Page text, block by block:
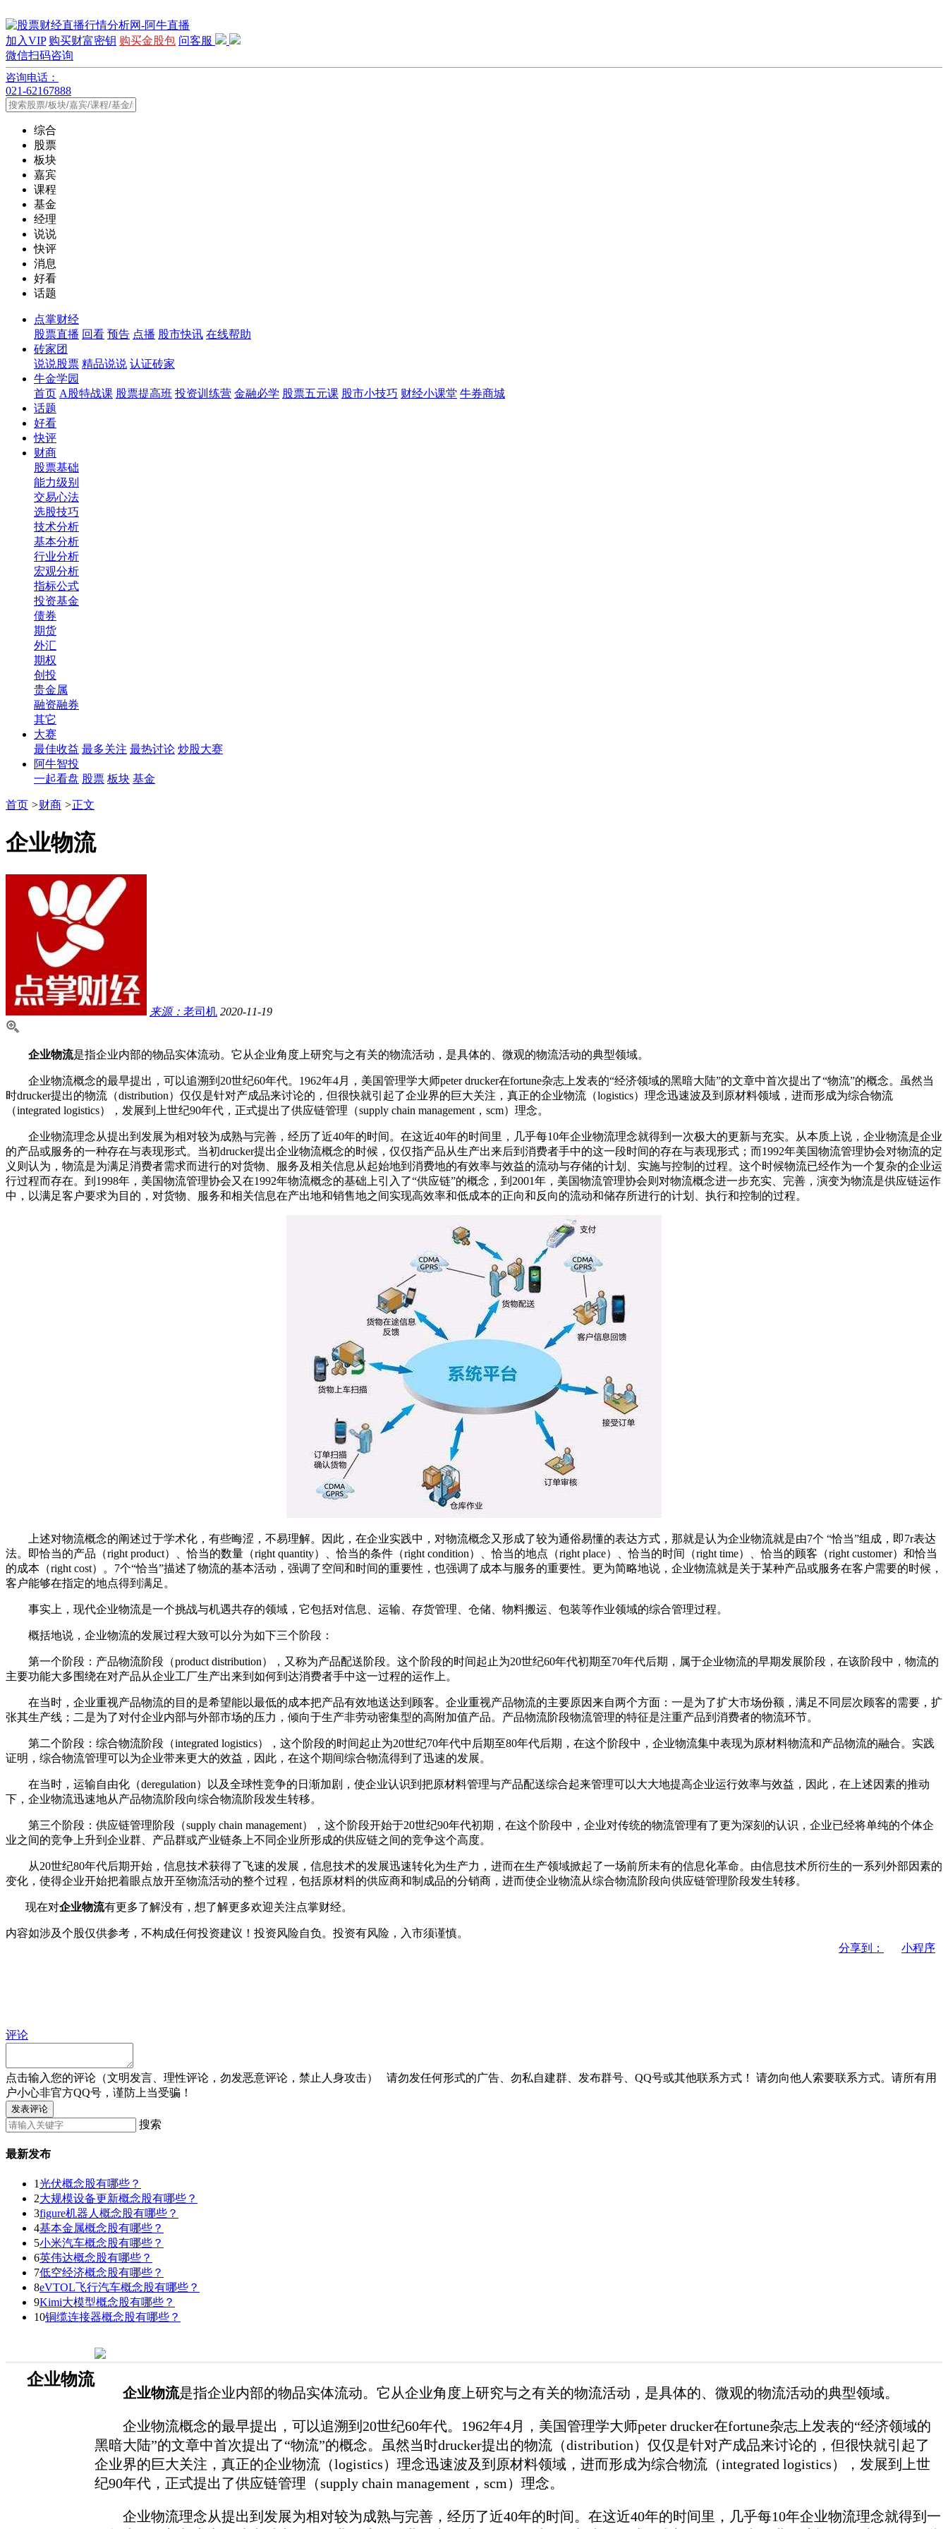
加入VIP 购买财富密钥 购买金股包 问客服
微信扫码咨询
咨询电话：
021-62167888
综合
股票
板块
嘉宾
课程
基金
经理
说说
快评
消息
好看
话题
点掌财经
股票直播 回看 预告 点播 股市快讯 在线帮助
砖家团
说说股票 精品说说 认证砖家
牛金学园
首页 A股特战课 股票提高班 投资训练营 金融必学 股票五元课 股市小技巧 财经小课堂 牛券商城
话题
好看
快评
财商
股票基础
能力级别
交易心法
选股技巧
技术分析
基本分析
行业分析
宏观分析
指标公式
投资基金
债券
期货
外汇
期权
创投
贵金属
融资融券
其它
大赛
最佳收益 最多关注 最热讨论 炒股大赛
阿牛智投
一起看盘 股票 板块 基金
首页 >财商 >正文
企业物流
来源： 老司机 2020-11-19
企业物流是指企业内部的物品实体流动。它从企业角度上研究与之有关的物流活动，是具体的、微观的物流活动的典型领域。
企业物流概念的最早提出，可以追溯到20世纪60年代。1962年4月，美国管理学大师peter drucker在fortune杂志上发表的“经济领域的黑暗大陆”的文章中首次提出了“物流”的概念。虽然当
时drucker提出的物流（distribution）仅仅是针对产成品来讨论的，但很快就引起了企业界的巨大关注，真正的企业物流（logistics）理念迅速波及到原材料领域，进而形成为综合物流
（integrated logistics），发展到上世纪90年代，正式提出了供应链管理（supply chain management，scm）理念。
企业物流理念从提出到发展为相对较为成熟与完善，经历了近40年的时间。在这近40年的时间里，几乎每10年企业物流理念就得到一次极大的更新与充实。从本质上说，企业物流是企业
的产品或服务的一种存在与表现形式。当初drucker提出企业物流概念的时候，仅仅指产品从生产出来后到消费者手中的这一段时间的存在与表现形式；而1992年美国物流管理协会对物流的定
义则认为，物流是为满足消费者需求而进行的对货物、服务及相关信息从起始地到消费地的有效率与效益的流动与存储的计划、实施与控制的过程。这个时候物流已经作为一个复杂的企业运
行过程而存在。到1998年，美国物流管理协会又在1992年物流概念的基础上引入了“供应链”的概念，到2001年，美国物流管理协会则对物流概念进一步充实、完善，演变为物流是供应链运作
中，以满足客户要求为目的，对货物、服务和相关信息在产出地和销售地之间实现高效率和低成本的正向和反向的流动和储存所进行的计划、执行和控制的过程。
上述对物流概念的阐述过于学术化，有些晦涩，不易理解。因此，在企业实践中，对物流概念又形成了较为通俗易懂的表达方式，那就是认为企业物流就是由7个 “恰当”组成，即7r表达
法。即恰当的产品（right product）、恰当的数量（right quantity）、恰当的条件（right condition）、恰当的地点（right place）、恰当的时间（right time）、恰当的顾客（right customer）和恰当
的成本（right cost）。7个“恰当”描述了物流的基本活动，强调了空间和时间的重要性，也强调了成本与服务的重要性。更为简略地说，企业物流就是关于某种产品或服务在客户需要的时候，
客户能够在指定的地点得到满足。
事实上，现代企业物流是一个挑战与机遇共存的领域，它包括对信息、运输、存货管理、仓储、物料搬运、包装等作业领域的综合管理过程。
概括地说，企业物流的发展过程大致可以分为如下三个阶段：
第一个阶段：产品物流阶段（product distribution），又称为产品配送阶段。这个阶段的时间起止为20世纪60年代初期至70年代后期，属于企业物流的早期发展阶段，在该阶段中，物流的
主要功能大多围绕在对产品从企业工厂生产出来到如何到达消费者手中这一过程的运作上。
在当时，企业重视产品物流的目的是希望能以最低的成本把产品有效地送达到顾客。企业重视产品物流的主要原因来自两个方面：一是为了扩大市场份额，满足不同层次顾客的需要，扩
张其生产线；二是为了对付企业内部与外部市场的压力，倾向于生产非劳动密集型的高附加值产品。产品物流阶段物流管理的特征是注重产品到消费者的物流环节。
第二个阶段：综合物流阶段（integrated logistics），这个阶段的时间起止为20世纪70年代中后期至80年代后期，在这个阶段中，企业物流集中表现为原材料物流和产品物流的融合。实践
证明，综合物流管理可以为企业带来更大的效益，因此，在这个期间综合物流得到了迅速的发展。
在当时，运输自由化（deregulation）以及全球性竞争的日渐加剧，使企业认识到把原材料管理与产品配送综合起来管理可以大大地提高企业运行效率与效益，因此，在上述因素的推动
下，企业物流迅速地从产品物流阶段向综合物流阶段发生转移。
第三个阶段：供应链管理阶段（supply chain management），这个阶段开始于20世纪90年代初期，在这个阶段中，企业对传统的物流管理有了更为深刻的认识，企业已经将单纯的个体企
业之间的竞争上升到企业群、产品群或产业链条上不同企业所形成的供应链之间的竞争这个高度。
从20世纪80年代后期开始，信息技术获得了飞速的发展，信息技术的发展迅速转化为生产力，进而在生产领域掀起了一场前所未有的信息化革命。由信息技术所衍生的一系列外部因素的
变化，使得企业开始把着眼点放开至物流活动的整个过程，包括原材料的供应商和制成品的分销商，进而使企业物流从综合物流阶段向供应链管理阶段发生转移。
现在对企业物流有更多了解没有，想了解更多欢迎关注点掌财经。
内容如涉及个股仅供参考，不构成任何投资建议！投资风险自负。投资有风险，入市须谨慎。
分享到：
小程序
评论
点击输入您的评论（文明发言、理性评论，勿发恶意评论，禁止人身攻击） 请勿发任何形式的广告、勿私自建群、发布群号、QQ号或其他联系方式！
请勿向他人索要联系方式。请所有用
户小心非官方QQ号，谨防上当受骗！
发表评论
搜索
最新发布
1光伏概念股有哪些？
2大规模设备更新概念股有哪些？
3figure机器人概念股有哪些？
4基本金属概念股有哪些？
5小米汽车概念股有哪些？
6英伟达概念股有哪些？
7低空经济概念股有哪些？
8eVTOL飞行汽车概念股有哪些？
9Kimi大模型概念股有哪些？
10铜缆连接器概念股有哪些？
企业物流
企业物流是指企业内部的物品实体流动。它从企业角度上研究与之有关的物流活动，是具体的、微观的物流活动的典型领域。
企业物流概念的最早提出，可以追溯到20世纪60年代。1962年4月，美国管理学大师peter drucker在fortune杂志上发表的“经济领域的
黑暗大陆”的文章中首次提出了“物流”的概念。虽然当时drucker提出的物流（distribution）仅仅是针对产成品来讨论的，但很快就引起了
企业界的巨大关注，真正的企业物流（logistics）理念迅速波及到原材料领域，进而形成为综合物流（integrated logistics），发展到上世
纪90年代，正式提出了供应链管理（supply chain management，scm）理念。
企业物流理念从提出到发展为相对较为成熟与完善，经历了近40年的时间。在这近40年的时间里，几乎每10年企业物流理念就得到一